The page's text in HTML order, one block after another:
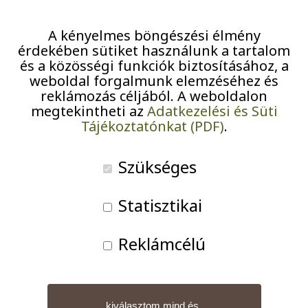
2026. január 20-án 19 lelkes lakónk ült
a klubszobában, és várták Vargha
Zoltánné Annát, aki első „óráját” és
A kényelmes böngészési élmény
érdekében sütiket használunk a tartalom
és a közösségi funkciók biztosításához, a
weboldal forgalmunk elemzéséhez és
reklámozás céljából. A weboldalon
megtekintheti az Adatkezelési és Süti
Tájékoztatónkat (PDF).
Szükséges
Statisztikai
Reklámcélú
kiválasztom mind és
Járványügyi intézkedések